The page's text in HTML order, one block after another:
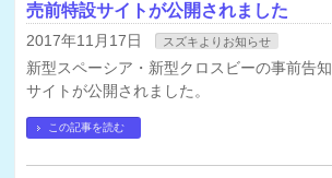
売前特設サイトが公開されました
2017年11月17日 スズキよりお知らせ
新型スペーシア・新型クロスビーの事前告知
サイトが公開されました。
この記事を読む